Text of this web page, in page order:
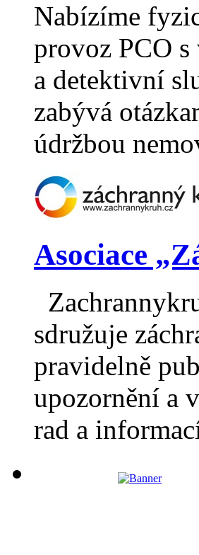
Nabízíme
provoz PCO
a detektivní
zabývá
údržbou
Asociace
sdružuje
pravidelně
upozornění a
rad a